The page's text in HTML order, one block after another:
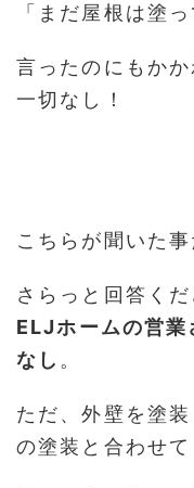
「まだ屋根は塗
言ったのにもか
一切なし！
こちらが聞いた
さらっと回答く
ELJホームの営業
なし 。
ただ、外壁を塗
の塗装と合わせて